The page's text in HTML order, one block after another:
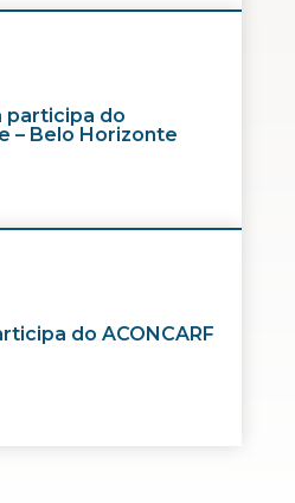
participa do
– Belo Horizonte
do ACONCARF